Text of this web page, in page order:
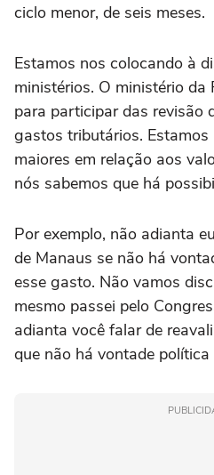
ciclo menor, de seis meses.
Estamos nos colocando à
ministérios. O ministério da
para participar das revisão
gastos tributários.
maiores em relação aos
nós sabemos que há
Por exemplo, não adianta
de Manaus se não há
esse gasto. Não vamos
mesmo passei pelo
adianta você falar de
que não há vontade política